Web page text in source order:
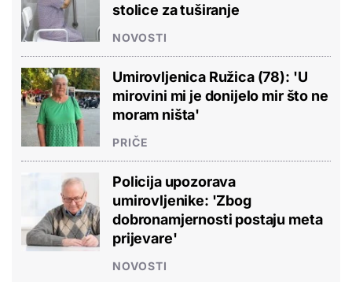
stolice za tuširanje
NOVOSTI
Umirovljenica Ružica (78): 'U
mirovini mi je donijelo mir što ne
moram ništa'
PRIČE
Policija upozorava
umirovljenike: 'Zbog
dobronamjernosti postaju meta
prijevare'
NOVOSTI